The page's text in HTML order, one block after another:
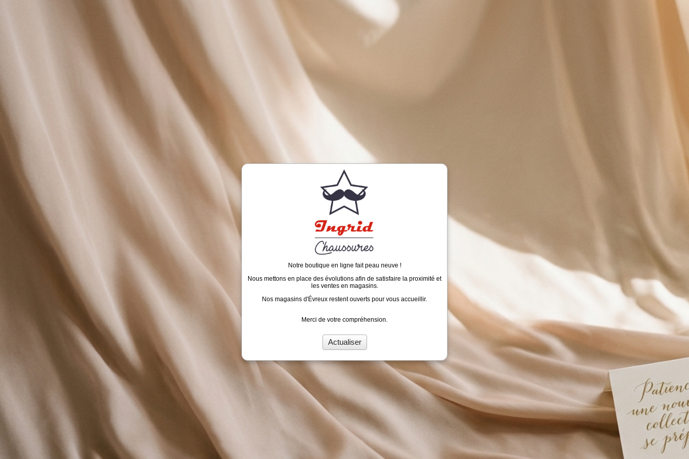
Notre boutique en ligne fait peau neuve !
Nous mettons en place des évolutions afin de satisfaire la proximité et
les ventes en magasins.
Nos magasins d'Évreux restent ouverts pour vous accueillir.
Merci de votre compréhension.
Actualiser